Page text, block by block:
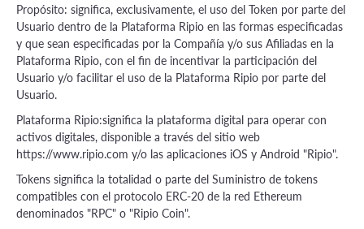
Propósito: significa, exclusivamente, el uso del Token por parte del
Usuario dentro de la Plataforma Ripio en las formas especificadas
y que sean especificadas por la Compañía y/o sus Afiliadas en la
Plataforma Ripio, con el fin de incentivar la participación del
Usuario y/o facilitar el uso de la Plataforma Ripio por parte del
Usuario.
Plataforma Ripio:significa la plataforma digital para operar con
activos digitales, disponible a través del sitio web
https://www.ripio.com y/o las aplicaciones iOS y Android "Ripio".
Tokens significa la totalidad o parte del Suministro de tokens
compatibles con el protocolo ERC-20 de la red Ethereum
denominados "RPC" o "Ripio Coin".